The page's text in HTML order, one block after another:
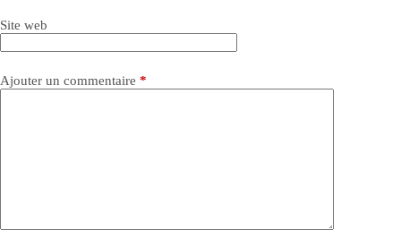
Site web
Ajouter un commentaire *